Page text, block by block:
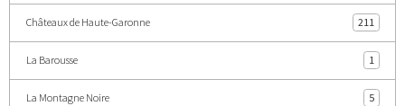
Châteaux de Haute-Garonne 211
La Barousse 1
La Montagne Noire 5